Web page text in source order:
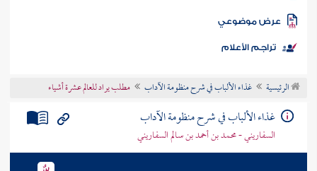
الكتب
موضوعي
تراجم الأعلام
الرئيسية غذاء الألباب في شرح منظومة الآداب مطلب يراد للعالم عشرة أشياء
غذاء الألباب في شرح منظومة الآداب
السفاريني - محمد بن أحمد بن سالم السفاريني